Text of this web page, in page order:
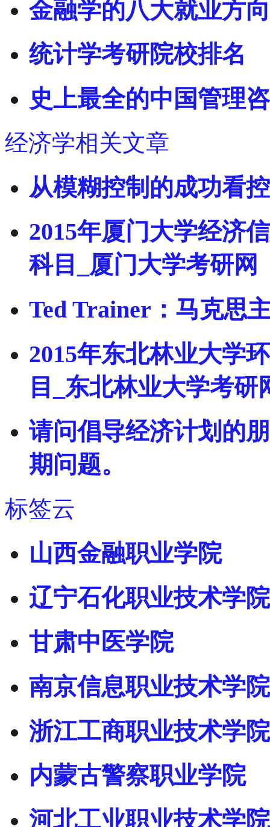
金融学的八大就业方
统计学考研院校排名
史上最全的中国管理
经济学相关文章
从模糊控制的成功看
2015年厦门大学经济
科目_厦门大学考研网
Ted Trainer：马克思
2015年东北林业大学
目_东北林业大学考研
请问倡导经济计划的
期问题。
标签云
山西金融职业学院
辽宁石化职业技术学院
甘肃中医学院
南京信息职业技术学院
浙江工商职业技术学院
内蒙古警察职业学院
河北工业职业技术学院